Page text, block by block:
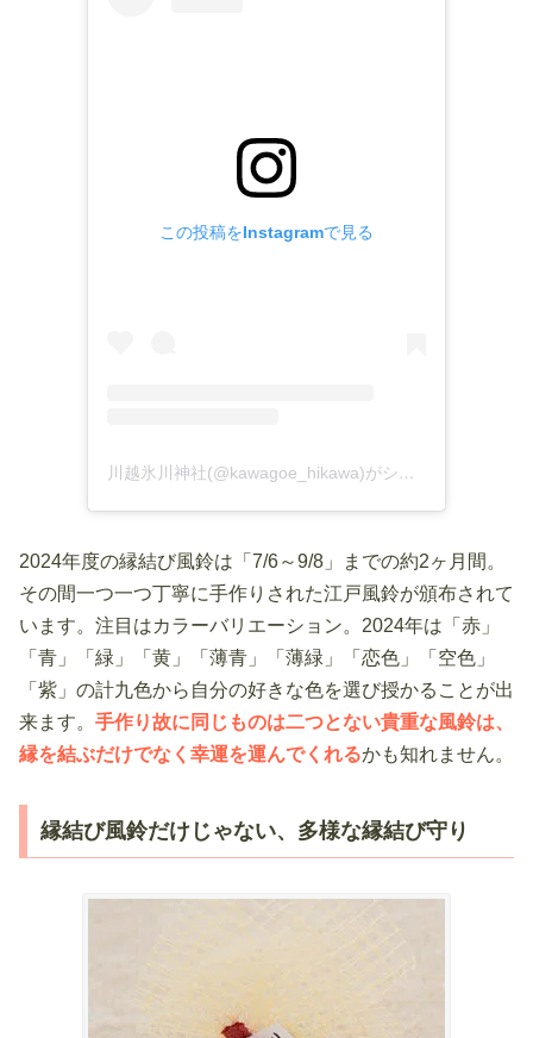
この投稿をInstagramで見る
川越氷川神社(@kawagoe_hikawa)がシェアした投稿
2024年度の縁結び風鈴は「7/6～9/8」までの約2ヶ月間。
その間一つ一つ丁寧に手作りされた江戸風鈴が頒布されて
います。注目はカラーバリエーション。2024年は「赤」
「青」「緑」「黄」「薄青」「薄緑」「恋色」「空色」
「紫」の計九色から自分の好きな色を選び授かることが出
来ます。 手作り故に同じものは二つとない貴重な風鈴は、
縁を結ぶだけでなく幸運を運んでくれるかも知れません。
縁結び風鈴だけじゃない、多様な縁結び守り